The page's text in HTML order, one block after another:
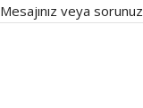
Mesajınız veya sorunuz